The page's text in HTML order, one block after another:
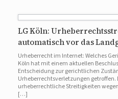
LG Köln:
automatisch vor das
Urheberrecht im Internet: Welches
Köln hat mit einem aktuellen
Entscheidung zur gerichtlichen
Urheberrechtsverletzungen getroffen.
urheberrechtliche Streitigkeiten
[…]